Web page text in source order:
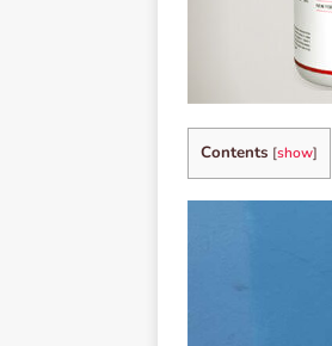
Contents [show]